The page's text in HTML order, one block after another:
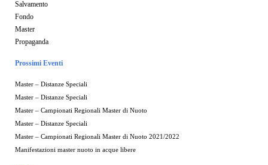
Salvamento
Fondo
Master
Propaganda
Prossimi Eventi
Master – Distanze Speciali
Master – Distanze Speciali
Master – Campionati Regionali Master di Nuoto
Master – Distanze Speciali
Master – Campionati Regionali Master di Nuoto 2021/2022
Manifestazioni master nuoto in acque libere